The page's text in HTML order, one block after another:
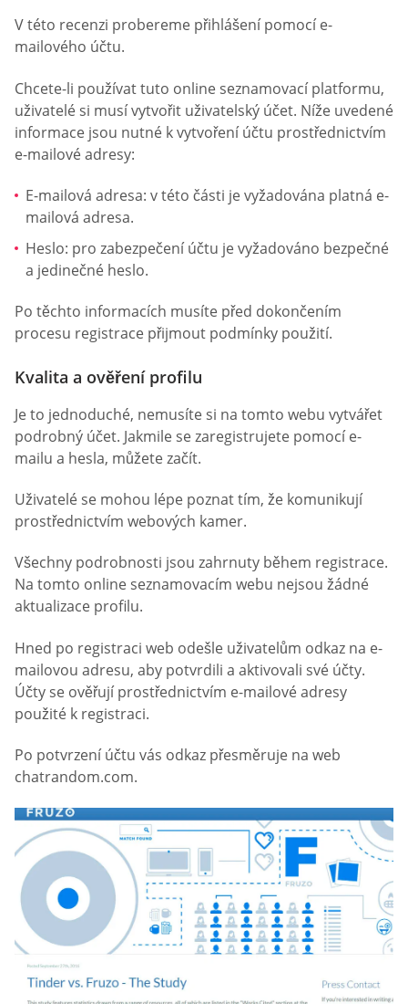
V této recenzi probereme přihlášení pomocí e-
mailového účtu.
Chcete-li používat tuto online seznamovací platformu,
uživatelé si musí vytvořit uživatelský účet. Níže uvedené
informace jsou nutné k vytvoření účtu prostřednictvím
e-mailové adresy:
E-mailová adresa: v této části je vyžadována platná e-
mailová adresa.
Heslo: pro zabezpečení účtu je vyžadováno bezpečné
a jedinečné heslo.
Po těchto informacích musíte před dokončením
procesu registrace přijmout podmínky použití.
Kvalita a ověření profilu
Je to jednoduché, nemusíte si na tomto webu vytvářet
podrobný účet. Jakmile se zaregistrujete pomocí e-
mailu a hesla, můžete začít.
Uživatelé se mohou lépe poznat tím, že komunikují
prostřednictvím webových kamer.
Všechny podrobnosti jsou zahrnuty během registrace.
Na tomto online seznamovacím webu nejsou žádné
aktualizace profilu.
Hned po registraci web odešle uživatelům odkaz na e-
mailovou adresu, aby potvrdili a aktivovali své účty.
Účty se ověřují prostřednictvím e-mailové adresy
použité k registraci.
Po potvrzení účtu vás odkaz přesměruje na web
chatrandom.com.